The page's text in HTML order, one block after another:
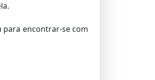
para encontrar-se com